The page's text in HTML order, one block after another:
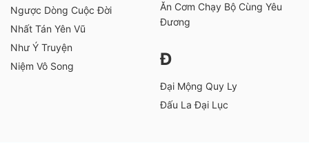
Ngược Dòng Cuộc Đời
Nhất Tán Yên Vũ
Như Ý Truyện
Niệm Vô Song
Ăn Cơm Chạy Bộ Cùng Yêu
Đương
Đ
Đại Mộng Quy Ly
Đấu La Đại Lục